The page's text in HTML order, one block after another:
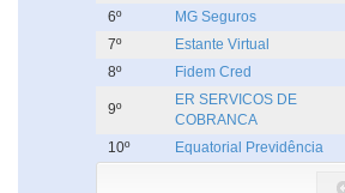
6º
MG Seguros
7º
Estante Virtual
8º
Fidem Cred
9º
ER SERVICOS DE
COBRANCA
10º Equatorial Previdência